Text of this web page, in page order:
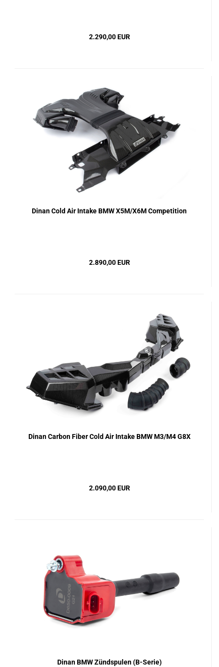
2.290,00 EUR
Dinan Cold Air Intake BMW X5M/X6M Competition
2.890,00 EUR
Dinan Carbon Fiber Cold Air Intake BMW M3/M4 G8X
2.090,00 EUR
Dinan BMW Zündspulen (B-Serie)